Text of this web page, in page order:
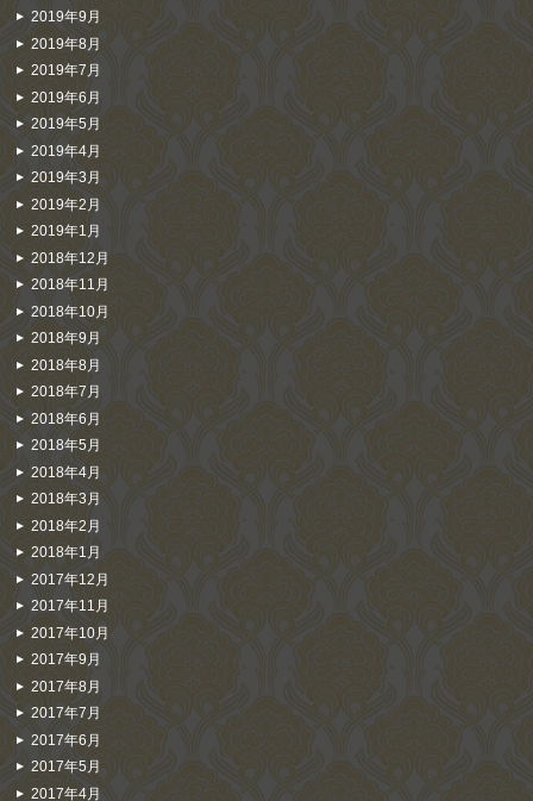
2019年9月
2019年8月
2019年7月
2019年6月
2019年5月
2019年4月
2019年3月
2019年2月
2019年1月
2018年12月
2018年11月
2018年10月
2018年9月
2018年8月
2018年7月
2018年6月
2018年5月
2018年4月
2018年3月
2018年2月
2018年1月
2017年12月
2017年11月
2017年10月
2017年9月
2017年8月
2017年7月
2017年6月
2017年5月
2017年4月